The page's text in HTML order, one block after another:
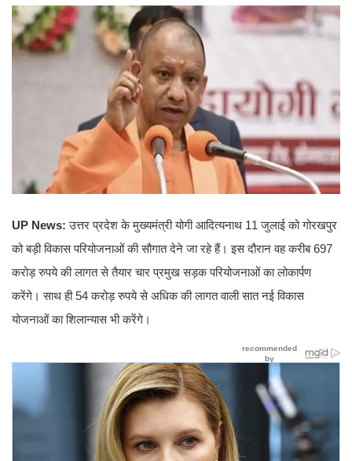
UP News:उत्तर प्रदेश के मुख्यमंत्री योगी आदित्यनाथ 11 जुलाई को गोरखपुर
को बड़ी विकास परियोजनाओं की सौगात देने जा रहे हैं। इस दौरान वह करीब 697
करोड़ रुपये की लागत से तैयार चार प्रमुख सड़क परियोजनाओं का लोकार्पण
करेंगे। साथ ही 54 करोड़ रुपये से अधिक की लागत वाली सात नई विकास
योजनाओं का शिलान्यास भी करेंगे।